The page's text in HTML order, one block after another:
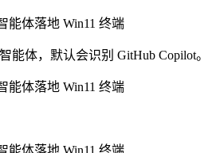
体，默认会识别 GitHub Copilot。